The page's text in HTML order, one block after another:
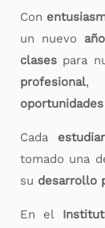
Con
un nuevo
clases para
profesional,
Cada
tomado una
su desarrollo
En el